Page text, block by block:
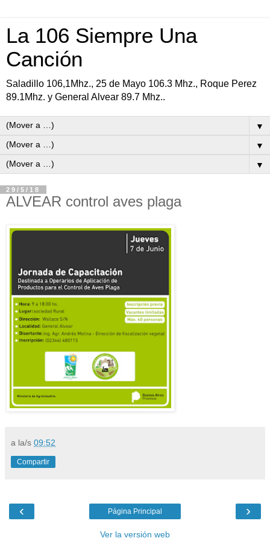
La 106 Siempre Una
Canción
Saladillo 106,1Mhz., 25 de Mayo 106.3 Mhz., Roque Perez
89.1Mhz. y General Alvear 89.7 Mhz..
▼
▼
▼
29/5/18
ALVEAR control aves plaga
a la/s 09:52
Compartir
‹ ›
Página Principal
Ver la versión web